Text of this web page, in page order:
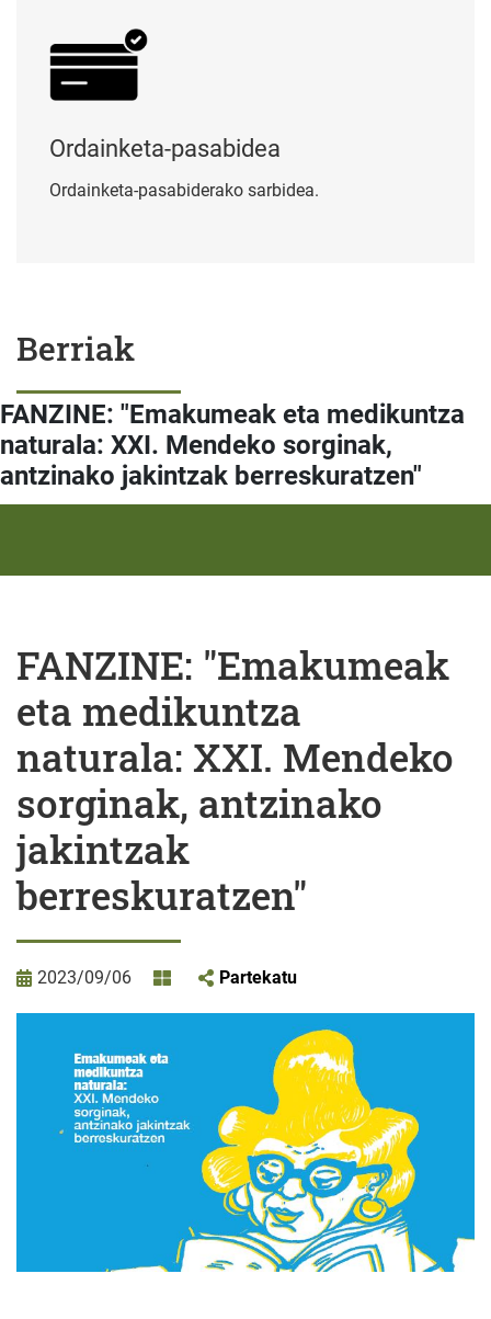
Ordainketa-pasabidea
Ordainketa-pasabiderako sarbidea.
Berriak
FANZINE: "Emakumeak eta medikuntza
naturala: XXI. Mendeko sorginak,
antzinako jakintzak berreskuratzen"
FANZINE: "Emakumeak
eta medikuntza
naturala: XXI. Mendeko
sorginak, antzinako
jakintzak
berreskuratzen"
2023/09/06 Partekatu